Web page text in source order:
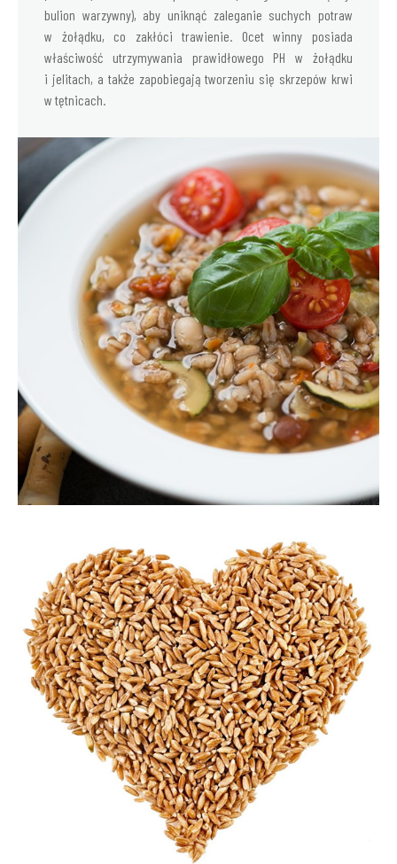
bulion warzywny), aby uniknąć zaleganie suchych potraw
w żołądku, co zakłóci trawienie. Ocet winny posiada
właściwość utrzymywania prawidłowego PH w żołądku
i jelitach, a także zapobiegają tworzeniu się skrzepów krwi
w tętnicach.